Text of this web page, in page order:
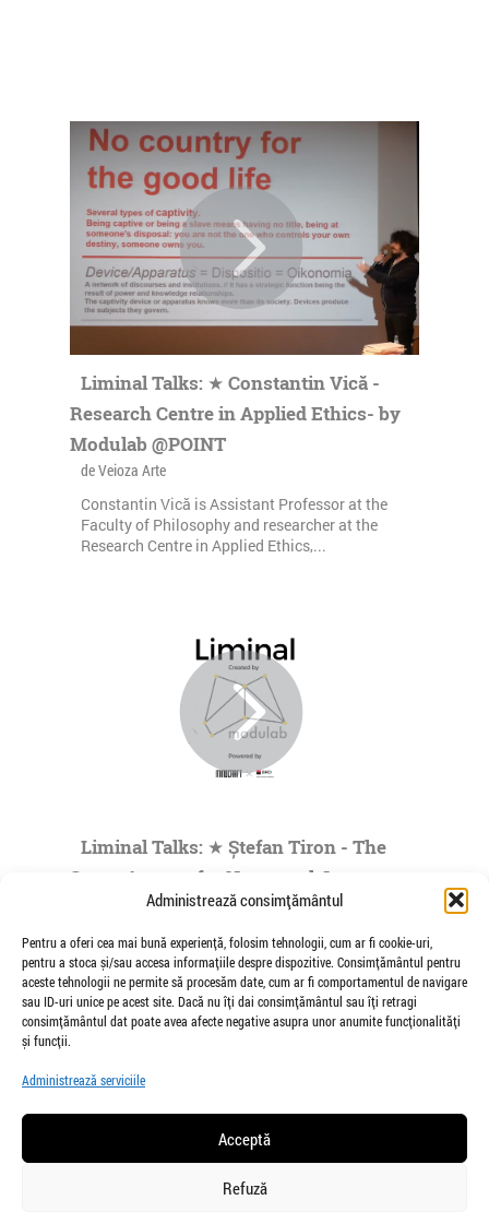
Administrează consimțământul
Pentru a oferi cea mai bună experiență, folosim tehnologii, cum ar fi cookie-uri,
pentru a stoca și/sau accesa informațiile despre dispozitive. Consimțământul pentru
aceste tehnologii ne permite să procesăm date, cum ar fi comportamentul de navigare
sau ID-uri unice pe acest site. Dacă nu îți dai consimțământul sau îți retragi
consimțământul dat poate avea afecte negative asupra unor anumite funcționalități
și funcții.
Administrează serviciile
Acceptă
Refuză
Liminal Talks: ★ Constantin Vică -
Research Centre in Applied Ethics- by
Modulab @POINT
de Veioza Arte
Constantin Vică is Assistant Professor at the
Faculty of Philosophy and researcher at the
Research Centre in Applied Ethics,...
Liminal Talks: ★ Ștefan Tiron - The
Space Agency for Nocturnal Journeys
to the Origins of the Universe- by
Modulab @POINT
de Veioza Arte
Stefan Tiron is an artist living and working
between Bucharest and Berlin. He is the founder